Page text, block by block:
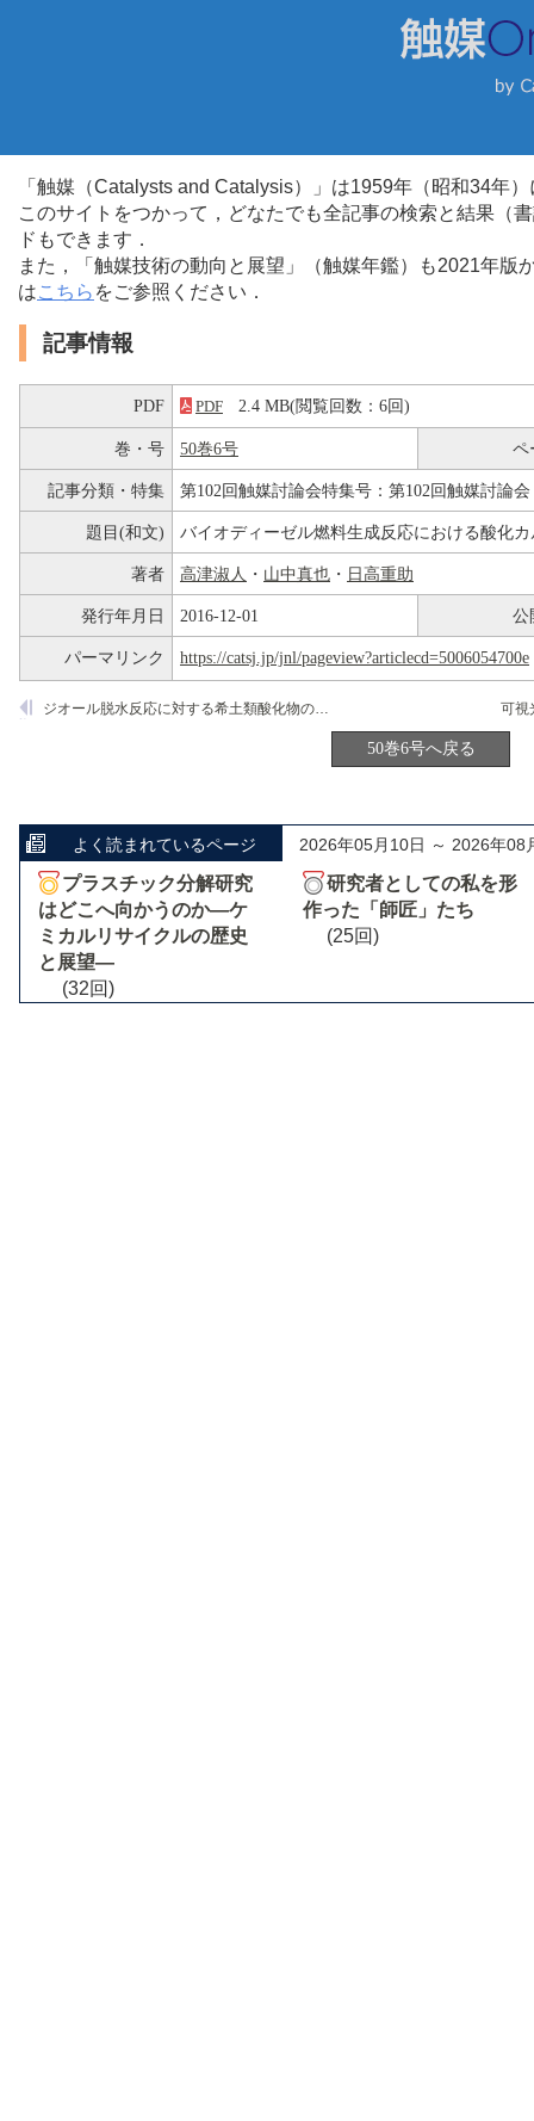
「触媒（Catalysts and Catalysis）」は1959年（昭和34年
このサイトをつかって，どなたでも全記事の検索と結果（
ドもできます．
また，「触媒技術の動向と展望」（触媒年鑑）も2021年
はこちら をご参照ください．
記事情報
PDF PDF 2.4 MB(閲覧回数：6回)
巻・号 50巻6号 ペ
記事分類・特集 第102回触媒討論会特集号：第102回触媒討論会
題目(和文) バイオディーゼル燃料生成反応における酸化
著者 高津淑人 ・ 山中真也 ・ 日高重助
発行年月日 2016-12-01 公
パーマリンク https://catsj.jp/jnl/pageview?articlecd=5006054700e
ジオール脱水反応に対する希土類酸化物の酸塩基協奏触媒作用
50巻6号へ戻る
よく読まれているページ 2026年05月10日 ～ 2026年08
プラスチック分解研究
はどこへ向かうのか―ケ
ミカルリサイクルの歴史
と展望―
(32回)
研究者としての私を形
作った「師匠」たち
(25回)